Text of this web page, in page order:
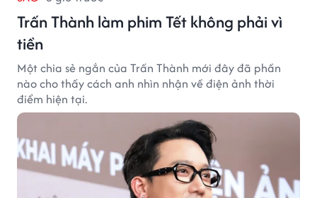
Trấn Thành làm phim Tết không phải vì
tiền
Một chia sẻ ngắn của Trấn Thành mới đây đã phần
nào cho thấy cách anh nhìn nhận về điện ảnh thời
điểm hiện tại.